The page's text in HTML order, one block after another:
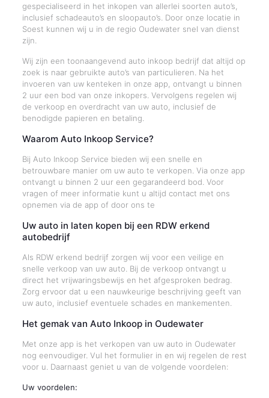
gespecialiseerd in het inkopen van allerlei soorten auto’s,
inclusief schadeauto’s en sloopauto’s. Door onze locatie in
Soest kunnen wij u in de regio Oudewater snel van dienst
zijn.
Wij zijn een toonaangevend auto inkoop bedrijf dat altijd op
zoek is naar gebruikte auto’s van particulieren. Na het
invoeren van uw kenteken in onze app, ontvangt u binnen
2 uur een bod van onze inkopers. Vervolgens regelen wij
de verkoop en overdracht van uw auto, inclusief de
benodigde papieren en betaling.
Waarom Auto Inkoop Service?
Bij Auto Inkoop Service bieden wij een snelle en
betrouwbare manier om uw auto te verkopen. Via onze app
ontvangt u binnen 2 uur een gegarandeerd bod. Voor
vragen of meer informatie kunt u altijd contact met ons
opnemen via de app of door ons te
Uw auto in laten kopen bij een RDW erkend
autobedrijf
Als RDW erkend bedrijf zorgen wij voor een veilige en
snelle verkoop van uw auto. Bij de verkoop ontvangt u
direct het vrijwaringsbewijs en het afgesproken bedrag.
Zorg ervoor dat u een nauwkeurige beschrijving geeft van
uw auto, inclusief eventuele schades en mankementen.
Het gemak van Auto Inkoop in Oudewater
Met onze app is het verkopen van uw auto in Oudewater
nog eenvoudiger. Vul het formulier in en wij regelen de rest
voor u. Daarnaast geniet u van de volgende voordelen:
Uw voordelen: